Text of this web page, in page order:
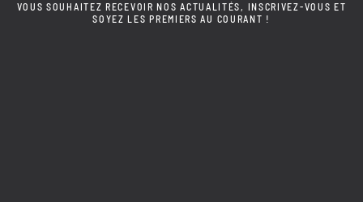
VOUS SOUHAITEZ RECEVOIR NOS ACTUALITÉS, INSCRIVEZ-VOUS ET
SOYEZ LES PREMIERS AU COURANT !